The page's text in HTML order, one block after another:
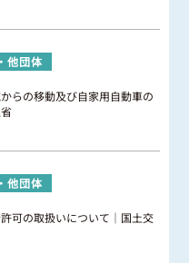
他団体
らの移動及び自家用自動車の
他団体
可の取扱いについて｜国土交